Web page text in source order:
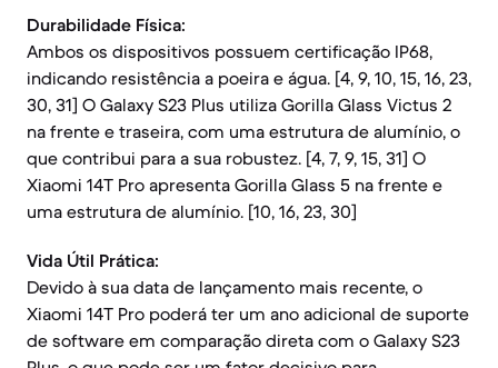
Durabilidade Física:
Ambos os dispositivos possuem certificação IP68,
indicando resistência a poeira e água. [4, 9, 10, 15, 16, 23,
30, 31] O Galaxy S23 Plus utiliza Gorilla Glass Victus 2
na frente e traseira, com uma estrutura de alumínio, o
que contribui para a sua robustez. [4, 7, 9, 15, 31] O
Xiaomi 14T Pro apresenta Gorilla Glass 5 na frente e
uma estrutura de alumínio. [10, 16, 23, 30]
Vida Útil Prática:
Devido à sua data de lançamento mais recente, o
Xiaomi 14T Pro poderá ter um ano adicional de suporte
de software em comparação direta com o Galaxy S23